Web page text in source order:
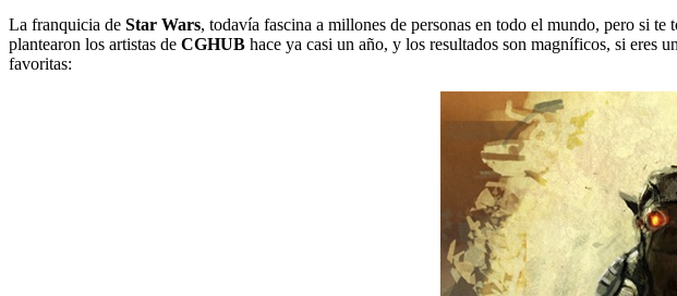
La franquicia de Star Wars, todavía fascina a millones de personas en todo el mundo, pero si
plantearon los artistas de CGHUB hace ya casi un año, y los resultados son magníficos, si eres
favoritas: